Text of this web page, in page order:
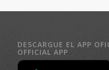
DESCARGUE EL APP
OFFICIAL APP